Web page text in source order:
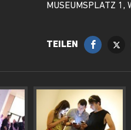
MUSEUMSPLATZ 1,
TEILEN